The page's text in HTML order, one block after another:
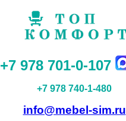
+7 978 701-0-107
+7 978 740-1-480
info@mebel-sim.ru